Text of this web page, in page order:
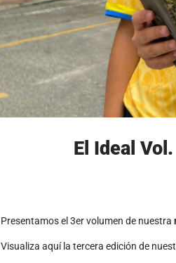
El Ideal
Presentamos el 3er volumen de nuestra
Visualiza aquí la tercera edición de